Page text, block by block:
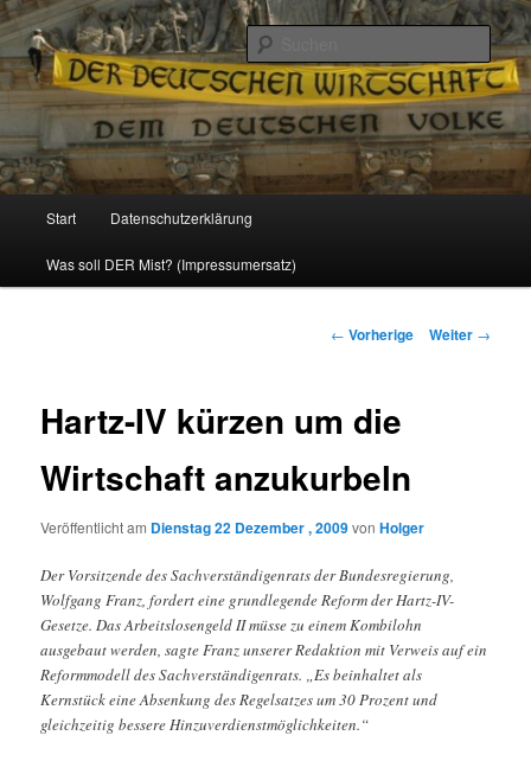
Reizzentrum
Politik, Wirtschaft, Soziales und Gesellschaft
Zum
Inhalt
Start Datenschutzerklärung
Was soll DER Mist? (Impressumersatz)
Beitrags-
← Vorherige Weiter →
Hartz-IV kürzen um die
Wirtschaft anzukurbeln
Veröffentlicht am Dienstag 22 Dezember , 2009vonHolger
Der Vorsitzende des Sachverständigenrats der Bundesregierung,
Wolfgang Franz, fordert eine grundlegende Reform der Hartz-IV-
Gesetze. Das Arbeitslosengeld II müsse zu einem Kombilohn
ausgebaut werden, sagte Franz unserer Redaktion mit Verweis auf ein
Reformmodell des Sachverständigenrats. „Es beinhaltet als
Kernstück eine Absenkung des Regelsatzes um 30 Prozent und
gleichzeitig bessere Hinzuverdienstmöglichkeiten.“